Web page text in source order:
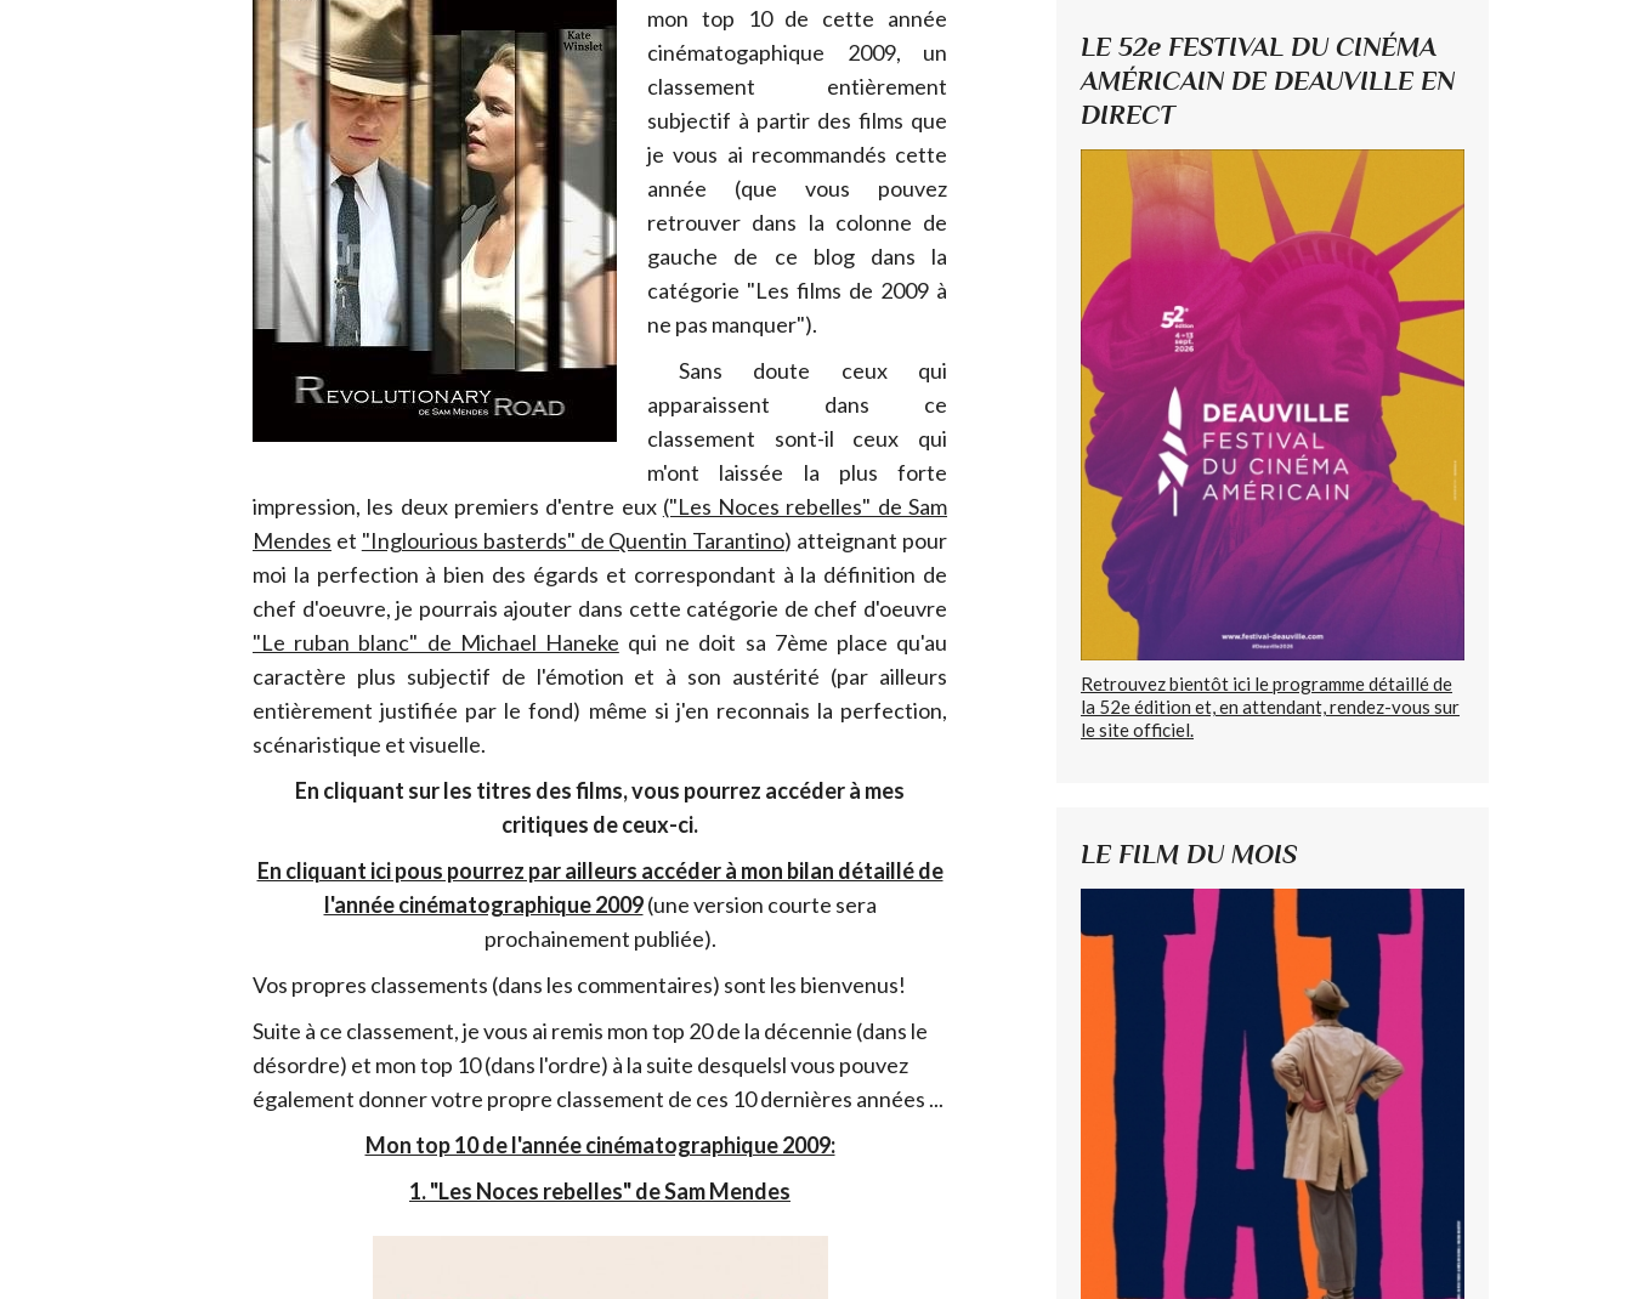
mon top 10 de cette année
cinématogaphique 2009, un
classement entièrement
subjectif à partir des films que
je vous ai recommandés cette
année (que vous pouvez
retrouver dans la colonne de
gauche de ce blog dans la
catégorie "Les films de 2009 à
ne pas manquer").
Sans doute ceux qui
apparaissent dans ce
classement sont-il ceux qui
m'ont laissée la plus forte
impression, les deux premiers d'entre eux ("Les Noces rebelles" de Sam
Mendes et "Inglourious basterds" de Quentin Tarantino) atteignant pour
moi la perfection à bien des égards et correspondant à la définition de
chef d'oeuvre, je pourrais ajouter dans cette catégorie de chef d'oeuvre
"Le ruban blanc" de Michael Haneke qui ne doit sa 7ème place qu'au
caractère plus subjectif de l'émotion et à son austérité (par ailleurs
entièrement justifiée par le fond) même si j'en reconnais la perfection,
scénaristique et visuelle.
En cliquant sur les titres des films, vous pourrez accéder à mes
critiques de ceux-ci.
En cliquant ici pous pourrez par ailleurs accéder à mon bilan détaillé de
l'année cinématographique 2009(une version courte sera
prochainement publiée).
Vos propres classements (dans les commentaires) sont les bienvenus!
Suite à ce classement, je vous ai remis mon top 20 de la décennie (dans le
désordre) et mon top 10 (dans l'ordre) à la suite desquelsl vous pouvez
également donner votre propre classement de ces 10 dernières années ...
Mon top 10 de l'année cinématographique 2009:
1. "Les Noces rebelles" de Sam Mendes
LE 52e FESTIVAL DU CINÉMA
AMÉRICAIN DE DEAUVILLE EN
DIRECT
Retrouvez bientôt ici le programme détaillé de
la 52e édition et, en attendant, rendez-vous sur
le site officiel.
LE FILM DU MOIS